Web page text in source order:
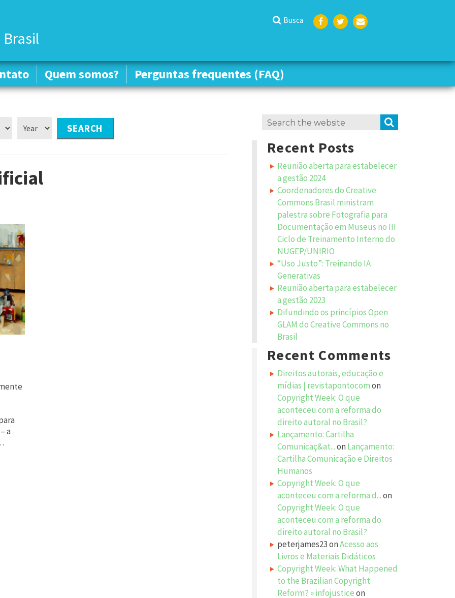
Brasil
Busca
k
Quem somos? Perguntas frequentes (FAQ)
Quem somos? Perguntas frequentes (FAQ)
a
Search
Recent Posts
Reunião aberta para estabelecer
a gestão 2024
Coordenadores do Creative
Commons Brasil ministram
palestra sobre Fotografia para
Documentação em Museus no III
Ciclo de Treinamento Interno do
NUGEP/UNIRIO
“Uso Justo”: Treinando IA
Generativas
Reunião aberta para estabelecer
a gestão 2023
Difundindo os princípios Open
GLAM do Creative Commons no
Brasil
Recent Comments
Direitos autorais, educação e
mídias | revistapontocomon
Copyright Week: O que
aconteceu com a reforma do
direito autoral no Brasil?
Lançamento: Cartilha
Comunicaç&at...on Lançamento:
Cartilha Comunicação e Direitos
Humanos
Copyright Week: O que
aconteceu com a reforma d...on
Copyright Week: O que
aconteceu com a reforma do
direito autoral no Brasil?
peterjames23onAcesso aos
Livros e Materiais Didáticos
Copyright Week: What Happened
to the Brazilian Copyright
Reform? » infojusticeon